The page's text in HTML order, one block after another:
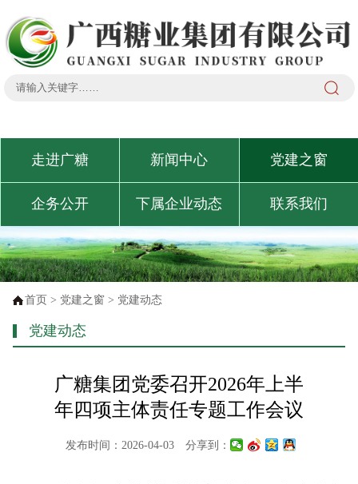
走进广糖 新闻中心 党建之窗
企务公开 下属企业动态 联系我们
首页 > 党建之窗 > 党建动态
党建动态
广糖集团党委召开2026年上半
年四项主体责任专题工作会议
发布时间：2026-04-03 分享到：